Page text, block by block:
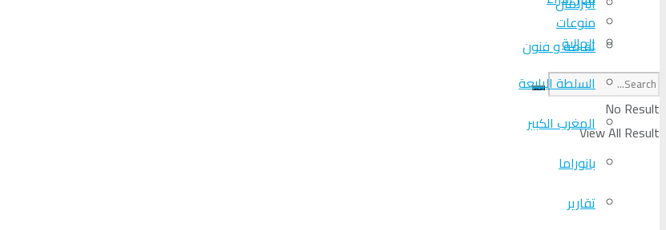
منوعات
ثقافة و فنون
No Result
View All Result
الجالية
السلطة الرابعة
المغرب الكبير
بانوراما
تقارير